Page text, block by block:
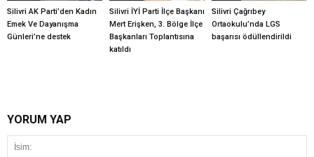
Silivri AK Parti’den Kadın
Emek Ve Dayanışma
Günleri’ne destek
Silivri İYİ Parti İlçe Başkanı
Mert Erişken, 3. Bölge İlçe
Başkanları Toplantısına
katıldı
Silivri Çağrıbey
Ortaokulu’nda LGS
başarısı ödüllendirildi
YORUM YAP